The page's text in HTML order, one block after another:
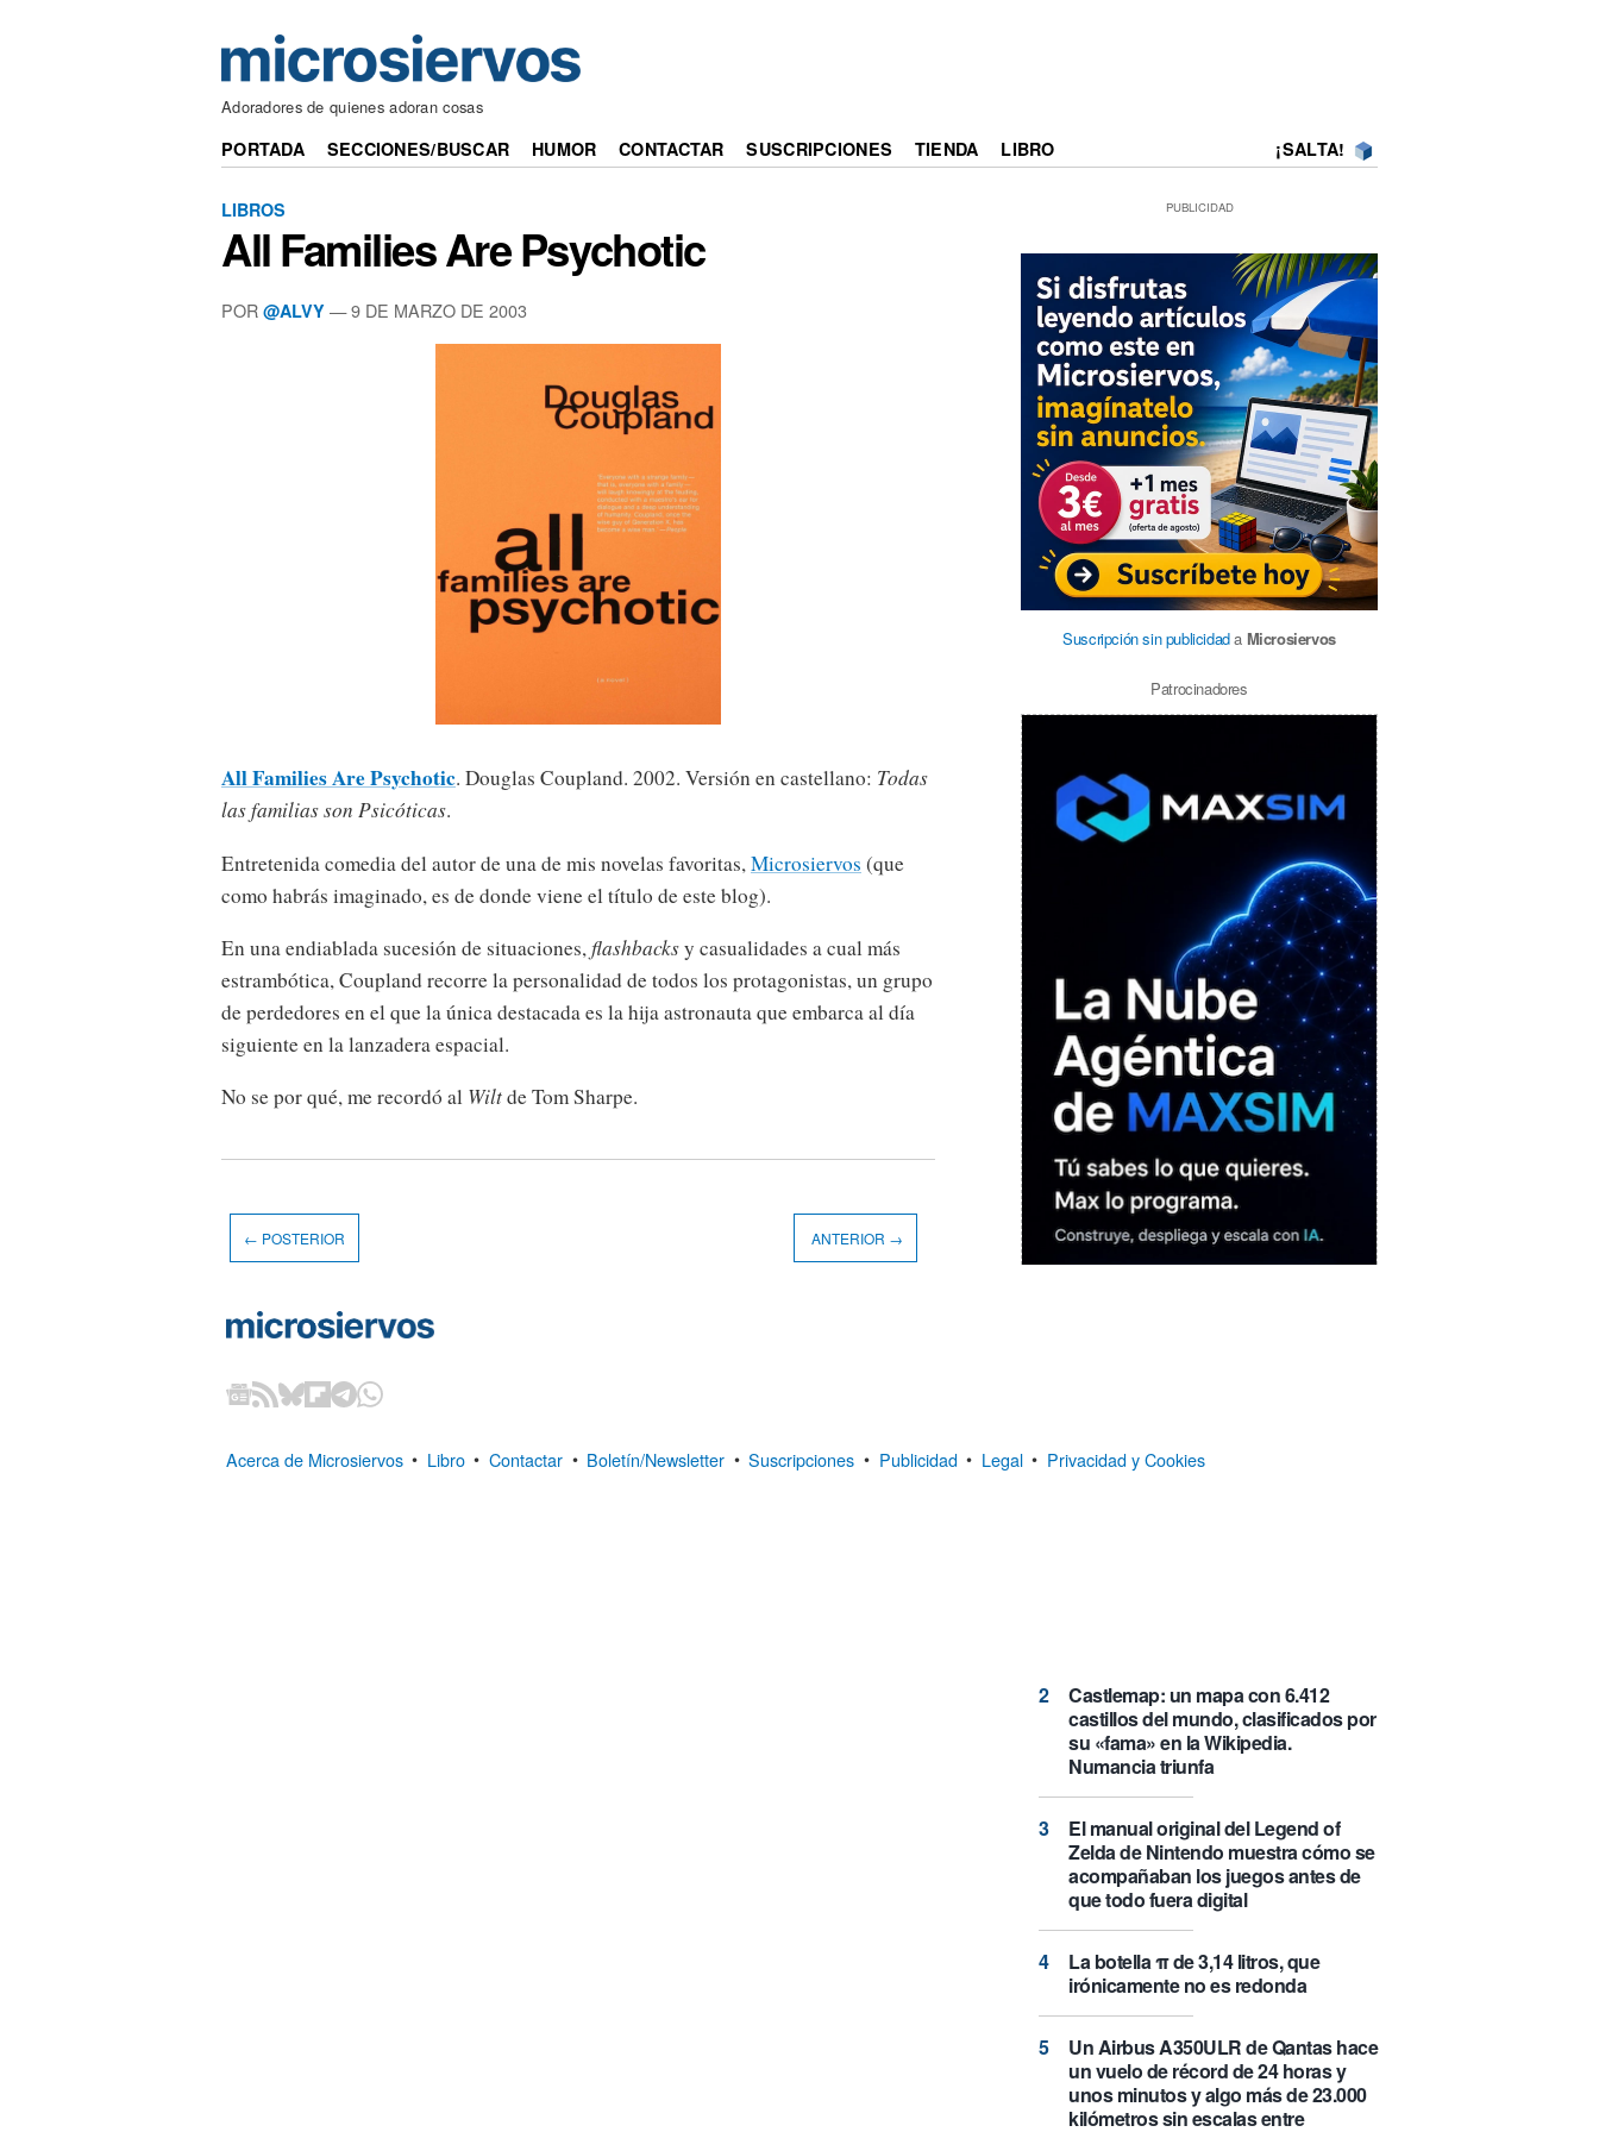
Adoradores de quienes adoran cosas
PORTADA SECCIONES/BUSCAR HUMOR CONTACTAR SUSCRIPCIONES TIENDA LIBRO ¡SALTA!
LIBROS
All Families Are Psychotic
POR @ALVY — 9 DE MARZO DE 2003
All Families Are Psychotic. Douglas Coupland. 2002. Versión en castellano: Todas
las familias son Psicóticas.
Entretenida comedia del autor de una de mis novelas favoritas, Microsiervos (que
como habrás imaginado, es de donde viene el título de este blog).
En una endiablada sucesión de situaciones,flashbacksy casualidades a cual más
estrambótica, Coupland recorre la personalidad de todos los protagonistas, un grupo
de perdedores en el que la única destacada es la hija astronauta que embarca al día
siguiente en la lanzadera espacial.
No se por qué, me recordó al Wiltde Tom Sharpe.
PUBLICIDAD
Suscripción sin publicidada Microsiervos
Patrocinadores
MAXSIM- La nube agéntica
Castlemap: un mapa con 6.412
castillos del mundo, clasificados por
su «fama» en la Wikipedia.
Numancia triunfa
El manual original del Legend of
Zelda de Nintendo muestra cómo se
acompañaban los juegos antes de
que todo fuera digital
La botella π de 3,14 litros, que
irónicamente no es redonda
Un Airbus A350ULR de Qantas hace
un vuelo de récord de 24 horas y
unos minutos y algo más de 23.000
kilómetros sin escalas entre
← POSTERIOR ANTERIOR →
Acerca de Microsiervos • Libro • Contactar • Boletín/Newsletter • Suscripciones • Publicidad • Legal • Privacidad y Cookies